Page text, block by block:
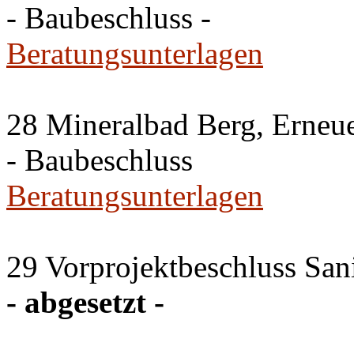
- Baubeschluss -
Beratungsunterlagen
28 Mineralbad Berg,
- Baubeschluss
Beratungsunterlagen
29 Vorprojektbeschluss
- abgesetzt -